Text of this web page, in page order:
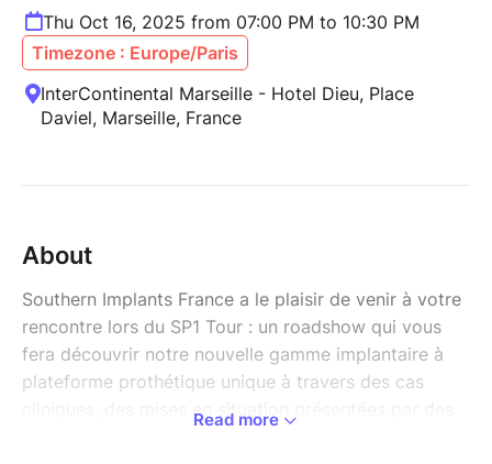
Thu Oct 16, 2025 from 07:00 PM to 10:30 PM
Timezone : Europe/Paris
InterContinental Marseille - Hotel Dieu, Place
Daviel, Marseille, France
About
Southern Implants France a le plaisir de venir à votre
rencontre lors du SP1 Tour : un roadshow qui vous
fera découvrir notre nouvelle gamme implantaire à
plateforme prothétique unique à travers des cas
cliniques, des mises en situation présentées par des
Read more